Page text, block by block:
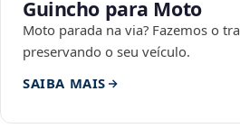
Guincho para Moto
Moto parada na via? Fazemos o
preservando o seu veículo.
SAIBA MAIS